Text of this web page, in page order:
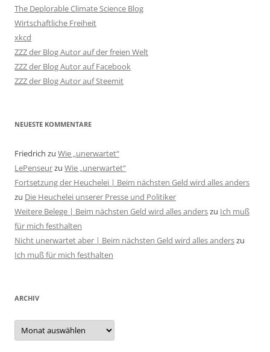
The Deplorable Climate Science Blog
Wirtschaftliche Freiheit
xkcd
ZZZ der Blog Autor auf der freien Welt
ZZZ der Blog Autor auf Facebook
ZZZ der Blog Autor auf Steemit
NEUESTE KOMMENTARE
Friedrich zu Wie „unerwartet“
LePenseurzu Wie „unerwartet“
Fortsetzung der Heuchelei | Beim nächsten Geld wird alles anders
zu Die Heuchelei unserer Presse und Politiker
Weitere Belege | Beim nächsten Geld wird alles anderszu Ich muß
für mich festhalten
Nicht unerwartet aber | Beim nächsten Geld wird alles anderszu
Ich muß für mich festhalten
ARCHIV
Archiv